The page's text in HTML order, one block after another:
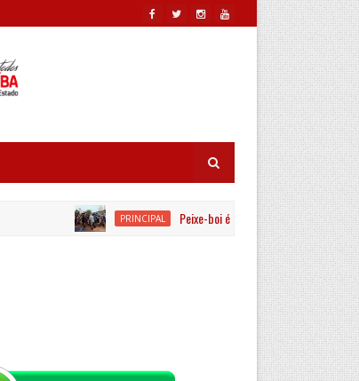
PRINCIPAL Peixe-boi é resgatado por equipes